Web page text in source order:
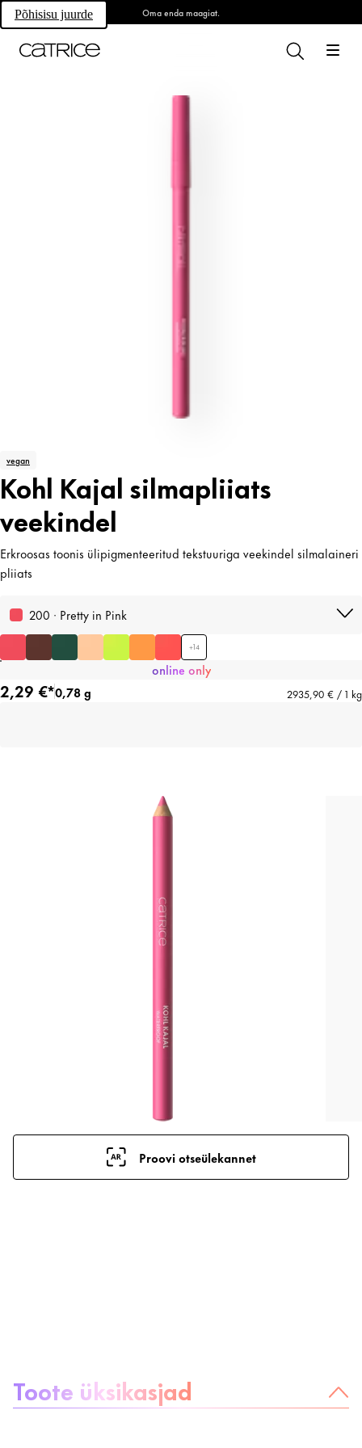
Põhisisu juurde Oma enda maagiat.
vegan
Kohl Kajal silmapliiats
veekindel
Erkroosas toonis ülipigmenteeritud tekstuuriga veekindel silmalaineri
pliiats
200 · Pretty in Pink
+14
online only
2,29 €*0,78 g 2935,90 € / 1 kg
Proovi otseülekannet
Toote üksikasjad